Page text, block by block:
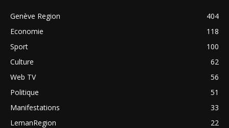
Genève Region
404
Economie
118
Sport
100
Culture
62
Web TV
56
Politique
51
Manifestations
33
LemanRegion
22